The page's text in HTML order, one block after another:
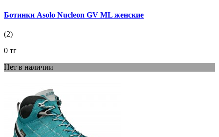
Ботинки Asolo Nucleon GV ML женские
(2)
0 тг
Нет в наличии